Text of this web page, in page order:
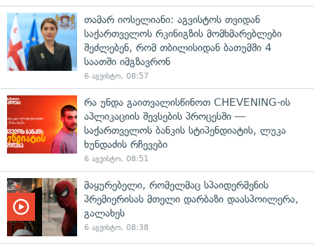
თამარ იოსელიანი: აგვისტოს თვიდან
საქართველოს რკინიგზის მომხმარებლები
შეძლებენ, რომ თბილისიდან ბათუმში 4
საათში იმგზავრონ
6 აგვისტო, 08:57
რა უნდა გაითვალისწინოთ CHEVENING-ის
აპლიკაციის შევსების პროცესში —
საქართველოს ბანკის სტიპენდიატის, ლუკა
ხუნდაძის რჩევები
6 აგვისტო, 08:51
მაყურებელი, რომელმაც სპაიდერმენის
პრემიერისას მთელი დარბაზი დაასპოილერა,
გალახეს
6 აგვისტო, 08:38